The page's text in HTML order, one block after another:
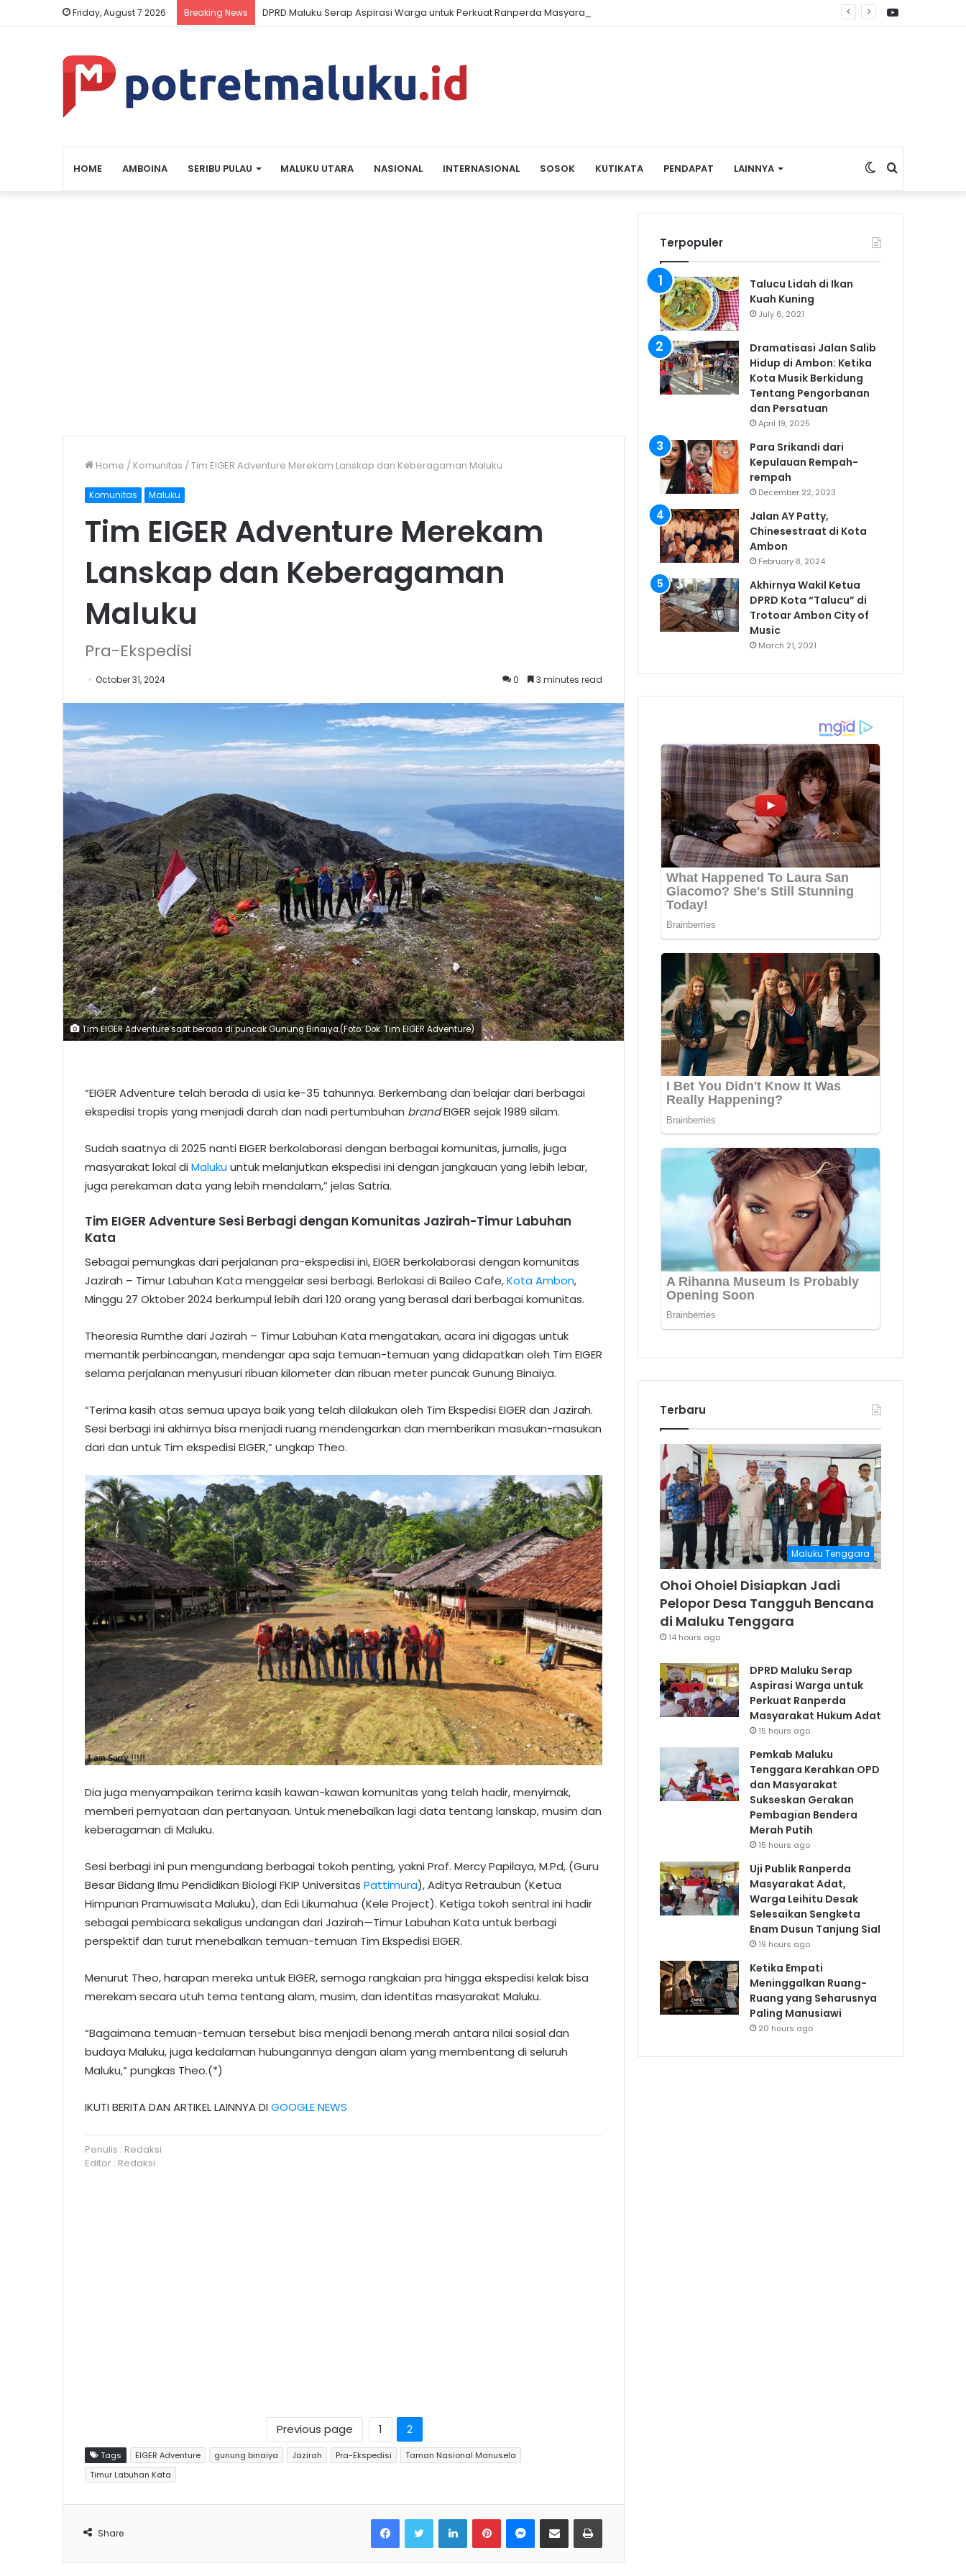
Friday, August 7 2026 Breaking News DPRD Maluku Serap Aspirasi Warga untuk Perkuat Ranperda Masyarakat Hukum Adat
HOME AMBOINA SERIBU PULAU MALUKU UTARA NASIONAL INTERNASIONAL SOSOK KUTIKATA PENDAPAT LAINNYA Search
for
Switch
skin
Home / Komunitas /Tim EIGER Adventure Merekam Lanskap dan Keberagaman Maluku
Komunitas Maluku
Tim EIGER Adventure Merekam
Lanskap dan Keberagaman
Maluku
Pra-Ekspedisi
October 31, 2024 0 3 minutes read
Tim EIGER Adventure saat berada di puncak Gunung Binaiya.(Foto: Dok. Tim EIGER Adventure)
“EIGER Adventure telah berada di usia ke-35 tahunnya. Berkembang dan belajar dari berbagai
ekspedisi tropis yang menjadi darah dan nadi pertumbuhan brandEIGER sejak 1989 silam.
Sudah saatnya di 2025 nanti EIGER berkolaborasi dengan berbagai komunitas, jurnalis, juga
masyarakat lokal diMalukuuntuk melanjutkan ekspedisi ini dengan jangkauan yang lebih lebar,
juga perekaman data yang lebih mendalam,” jelas Satria.
Tim EIGER Adventure Sesi Berbagi dengan Komunitas Jazirah-Timur Labuhan
Kata
Sebagai pemungkas dari perjalanan pra-ekspedisi ini, EIGER berkolaborasi dengan komunitas
Jazirah – Timur Labuhan Kata menggelar sesi berbagi. Berlokasi di Baileo Cafe,Kota Ambon,
Minggu 27 Oktober 2024 berkumpul lebih dari 120 orang yang berasal dari berbagai komunitas.
Theoresia Rumthe dari Jazirah – Timur Labuhan Kata mengatakan, acara ini digagas untuk
memantik perbincangan, mendengar apa saja temuan-temuan yang didapatkan oleh Tim EIGER
selama perjalanan menyusuri ribuan kilometer dan ribuan meter puncak Gunung Binaiya.
“Terima kasih atas semua upaya baik yang telah dilakukan oleh Tim Ekspedisi EIGER dan Jazirah.
Sesi berbagi ini akhirnya bisa menjadi ruang mendengarkan dan memberikan masukan-masukan
dari dan untuk Tim ekspedisi EIGER,” ungkap Theo.
Dia juga menyampaikan terima kasih kawan-kawan komunitas yang telah hadir, menyimak,
memberi pernyataan dan pertanyaan. Untuk menebalkan lagi data tentang lanskap, musim dan
keberagaman di Maluku.
Sesi berbagi ini pun mengundang berbagai tokoh penting, yakni Prof. Mercy Papilaya, M.Pd, (Guru
Besar Bidang Ilmu Pendidikan Biologi FKIP Universitas Pattimura), Aditya Retraubun (Ketua
Himpunan Pramuwisata Maluku), dan Edi Likumahua (Kele Project). Ketiga tokoh sentral ini hadir
sebagai pembicara sekaligus undangan dari Jazirah—Timur Labuhan Kata untuk berbagi
perspektif dan turut menebalkan temuan-temuan Tim Ekspedisi EIGER.
Menurut Theo, harapan mereka untuk EIGER, semoga rangkaian pra hingga ekspedisi kelak bisa
merekam secara utuh tema tentang alam, musim, dan identitas masyarakat Maluku.
“Bagaimana temuan-temuan tersebut bisa menjadi benang merah antara nilai sosial dan
budaya Maluku, juga kedalaman hubungannya dengan alam yang membentang di seluruh
Maluku,” pungkas Theo.(*)
IKUTI BERITA DAN ARTIKEL LAINNYA DIGOOGLE NEWS
Penulis : Redaksi
Editor : Redaksi
Previous page 1 2
Tags EIGER Adventure gunung binaiya Jazirah Pra-Ekspedisi
Taman Nasional Manusela
Timur Labuhan Kata
Share
LinkedIn
Terpopuler
Talucu Lidah di Ikan
Kuah Kuning
July 6, 2021
Dramatisasi Jalan Salib
Hidup di Ambon: Ketika
Kota Musik Berkidung
Tentang Pengorbanan
dan Persatuan
April 19, 2025
Para Srikandi dari
Kepulauan Rempah-
rempah
December 22, 2023
Jalan AY Patty,
Chinesestraat di Kota
Ambon
February 8, 2024
Akhirnya Wakil Ketua
DPRD Kota “Talucu” di
Trotoar Ambon City of
Music
March 21, 2021
Terbaru
Maluku Tenggara
Ohoi Ohoiel Disiapkan Jadi
Pelopor Desa Tangguh Bencana
di Maluku Tenggara
14 hours ago
DPRD Maluku Serap
Aspirasi Warga untuk
Perkuat Ranperda
Masyarakat Hukum Adat
15 hours ago
Pemkab Maluku
Tenggara Kerahkan OPD
dan Masyarakat
Sukseskan Gerakan
Pembagian Bendera
Merah Putih
15 hours ago
Uji Publik Ranperda
Masyarakat Adat,
Warga Leihitu Desak
Selesaikan Sengketa
Enam Dusun Tanjung Sial
19 hours ago
Ketika Empati
Meninggalkan Ruang-
Ruang yang Seharusnya
Paling Manusiawi
20 hours ago